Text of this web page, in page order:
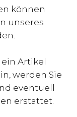
können
unseres
Artikel
werden Sie
eventuell
erstattet.